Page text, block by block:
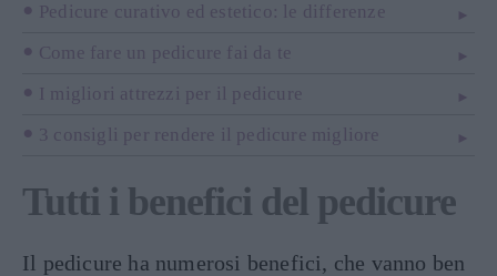
Pedicure curativo ed estetico: le differenze
Come fare un pedicure fai da te
I migliori attrezzi per il pedicure
3 consigli per rendere il pedicure migliore
Tutti i benefici del pedicure
Il pedicure ha numerosi benefici, che vanno ben